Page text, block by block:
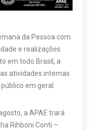
da Pessoa com
e realizações
em todo Brasil, a
atividades internas
em geral.
a APAE trará
Rihboni Conti –